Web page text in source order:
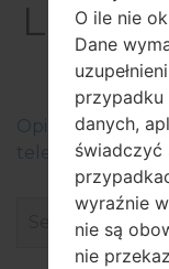
)
Оpis regionów
telefonów LG
O ile nie
Dane
danych,
świadczyć
wyraźnie
nie są
nie